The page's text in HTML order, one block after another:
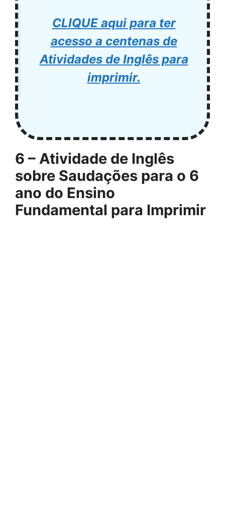
CLIQUE aqui para ter
acesso a centenas de
Atividades de Inglês para
imprimir.
6 – Atividade de Inglês
sobre Saudações para o 6
ano do Ensino
Fundamental para Imprimir